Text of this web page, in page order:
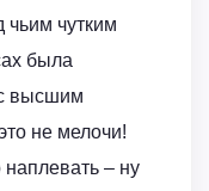
чьим чутким
была
высшим
не мелочи!
– ну